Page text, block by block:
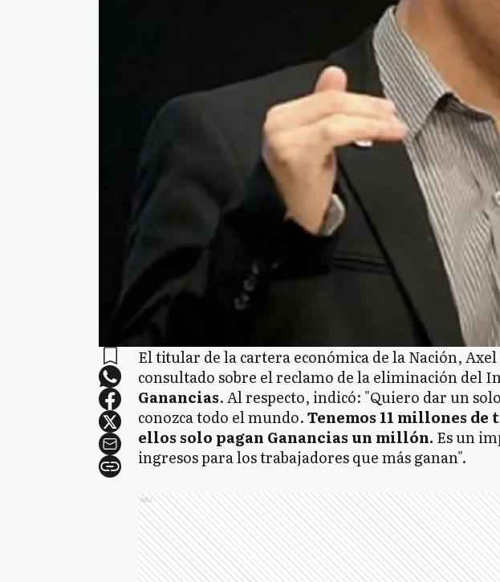
El titular de la cartera económica de la Nación,
consultado sobre el reclamo de la eliminación del
Ganancias. Al respecto, indicó: "Quiero dar un
conozca todo el mundo.Tenemos 11 millones de
ellos solo pagan Ganancias un millón. Es un
ingresos para los trabajadores que más ganan".
Ads